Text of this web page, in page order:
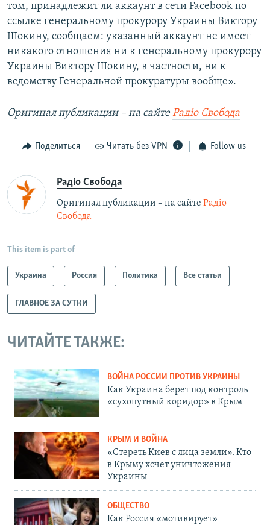
том, принадлежит ли аккаунт в сети Facebook по
ссылке генеральному прокурору Украины Виктору
Шокину, сообщаем: указанный аккаунт не имеет
никакого отношения ни к генеральному прокурору
Украины Виктору Шокину, в частности, ни к
ведомству Генеральной прокуратуры вообще».
Оригинал публикации – на сайтеРадіо Свобода
Поделиться Читать без VPN Follow us
Радіо Свобода
Оригинал публикации – на сайте Радіо
Свобода
This item is part of
Украина Россия Политика Все статьи
ГЛАВНОЕ ЗА СУТКИ
ЧИТАЙТЕ ТАКЖЕ:
ВОЙНА РОССИИ ПРОТИВ УКРАИНЫ
Как Украина берет под контроль
«сухопутный коридор» в Крым
КРЫМ И ВОЙНА
«Стереть Киев с лица земли». Кто
в Крыму хочет уничтожения
Украины
ОБЩЕСТВО
Как Россия «мотивирует»